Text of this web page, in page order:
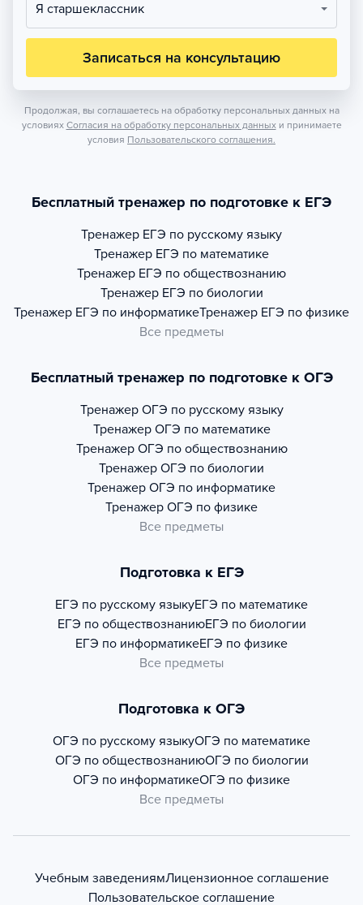
Я старшеклассник
Записаться на консультацию
Продолжая, вы соглашаетесь на обработку персональных данных на
условиях Согласия на обработку персональных данных и принимаете
условия Пользовательского соглашения.
Бесплатный тренажер по подготовке к ЕГЭ
Тренажер ЕГЭ по русскому языку
Тренажер ЕГЭ по математике
Тренажер ЕГЭ по обществознанию
Тренажер ЕГЭ по биологии
Тренажер ЕГЭ по информатикеТренажер ЕГЭ по физике
Все предметы
Бесплатный тренажер по подготовке к ОГЭ
Тренажер ОГЭ по русскому языку
Тренажер ОГЭ по математике
Тренажер ОГЭ по обществознанию
Тренажер ОГЭ по биологии
Тренажер ОГЭ по информатике
Тренажер ОГЭ по физике
Все предметы
Подготовка к ЕГЭ
ЕГЭ по русскому языкуЕГЭ по математике
ЕГЭ по обществознаниюЕГЭ по биологии
ЕГЭ по информатикеЕГЭ по физике
Все предметы
Подготовка к ОГЭ
ОГЭ по русскому языкуОГЭ по математике
ОГЭ по обществознаниюОГЭ по биологии
ОГЭ по информатикеОГЭ по физике
Все предметы
Учебным заведениямЛицензионное соглашение
Пользовательское соглашение